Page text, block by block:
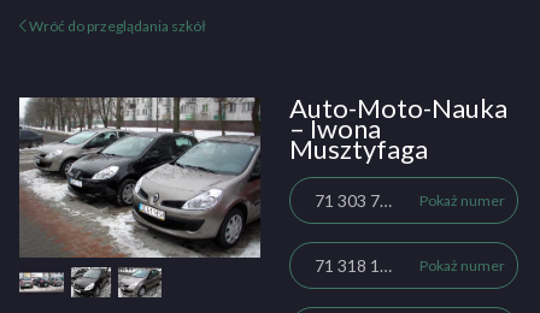
Wróć do przeglądania szkół
Auto-Moto-Nauka
– Iwona
Musztyfaga
71 303 75 44 Pokaż numer
71 318 11 13 Pokaż numer